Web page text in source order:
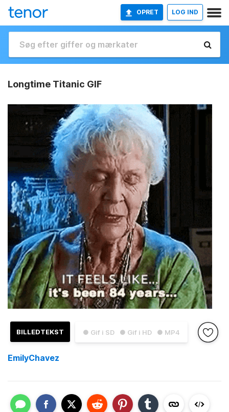
OPRET LOG IND
Longtime Titanic GIF
● Gif i SD ● Gif i HD ● MP4
BILLEDTEKST
EmilyChavez